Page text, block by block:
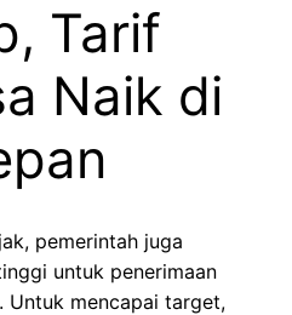
Tarif
Naik di
pemerintah juga
untuk penerimaan
Untuk mencapai target,